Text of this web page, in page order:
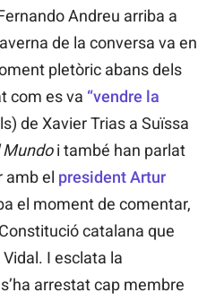
Andreu arriba a
de la conversa va en
pletòric abans dels
com es va “vendre la
de Xavier Trias a Suïssa
Mundoi també han parlat
amb el president Artur
el moment de comentar,
catalana que
I esclata la
arrestat cap membre